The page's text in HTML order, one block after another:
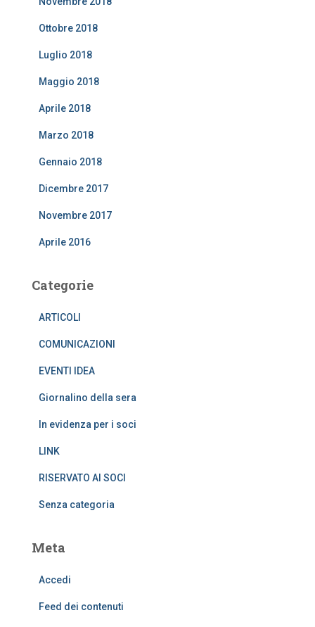
Ottobre 2018
Luglio 2018
Maggio 2018
Aprile 2018
Marzo 2018
Gennaio 2018
Dicembre 2017
Novembre 2017
Aprile 2016
Categorie
ARTICOLI
COMUNICAZIONI
EVENTI IDEA
Giornalino della sera
In evidenza per i soci
LINK
RISERVATO AI SOCI
Senza categoria
Meta
Accedi
Feed dei contenuti